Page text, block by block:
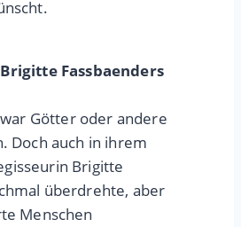
Fassbaenders
Götter oder andere
Doch auch in ihrem
Brigitte
überdrehte, aber
Menschen